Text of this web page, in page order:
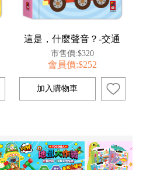
這是，什麼聲音？-交通
市售價:$320
會員價:$252